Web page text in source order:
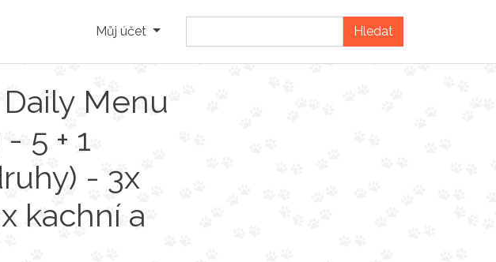
Můj účet
Menu
5 + 1
- 3x
kachní a